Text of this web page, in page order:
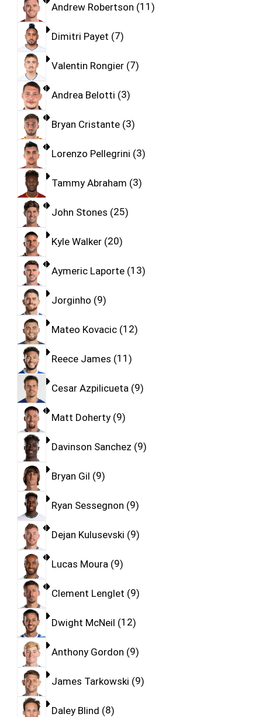
Andrew Robertson 11
Dimitri Payet 7
Valentin Rongier 7
Andrea Belotti 3
Bryan Cristante 3
Lorenzo Pellegrini 3
Tammy Abraham 3
John Stones 25
Kyle Walker 20
Aymeric Laporte 13
Jorginho 9
Mateo Kovacic 12
Reece James 11
Cesar Azpilicueta 9
Matt Doherty 9
Davinson Sanchez 9
Bryan Gil 9
Ryan Sessegnon 9
Dejan Kulusevski 9
Lucas Moura 9
Clement Lenglet 9
Dwight McNeil 12
Anthony Gordon 9
James Tarkowski 9
Daley Blind 8